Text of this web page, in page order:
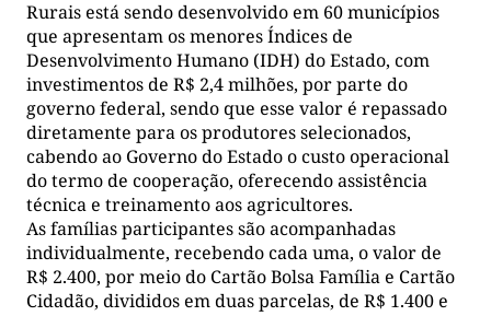
Rurais está sendo desenvolvido em 60 municípios
que apresentam os menores Índices de
Desenvolvimento Humano (IDH) do Estado, com
investimentos de R$ 2,4 milhões, por parte do
governo federal, sendo que esse valor é repassado
diretamente para os produtores selecionados,
cabendo ao Governo do Estado o custo operacional
do termo de cooperação, oferecendo assistência
técnica e treinamento aos agricultores.
As famílias participantes são acompanhadas
individualmente, recebendo cada uma, o valor de
R$ 2.400, por meio do Cartão Bolsa Família e Cartão
Cidadão, divididos em duas parcelas, de R$ 1.400 e